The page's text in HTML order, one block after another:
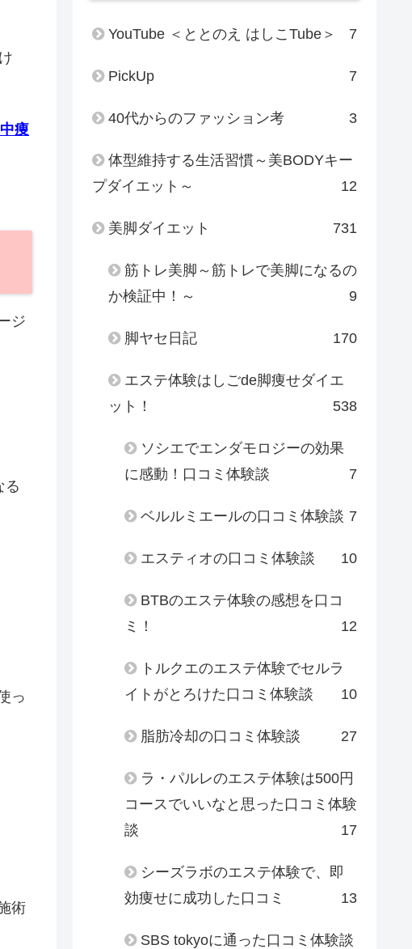
痩
ジ
る
っ
術
YouTube ＜ととのえ はしこTube＞ 7
PickUp 7
40代からのファッション考 3
体型維持する生活習慣～美BODYキー
プダイエット～
12
美脚ダイエット 731
筋トレ美脚～筋トレで美脚になるの
か検証中！～
9
脚ヤセ日記 170
エステ体験はしごde脚痩せダイエ
ット！
538
ソシエでエンダモロジーの効果
に感動！口コミ体験談
7
ベルルミエールの口コミ体験談 7
エスティオの口コミ体験談 10
BTBのエステ体験の感想を口コ
ミ！
12
トルクエのエステ体験でセルラ
イトがとろけた口コミ体験談
10
脂肪冷却の口コミ体験談 27
ラ・パルレのエステ体験は500円
コースでいいなと思った口コミ体験
談
17
シーズラボのエステ体験で、即
効痩せに成功した口コミ
13
SBS tokyoに通った口コミ体験談